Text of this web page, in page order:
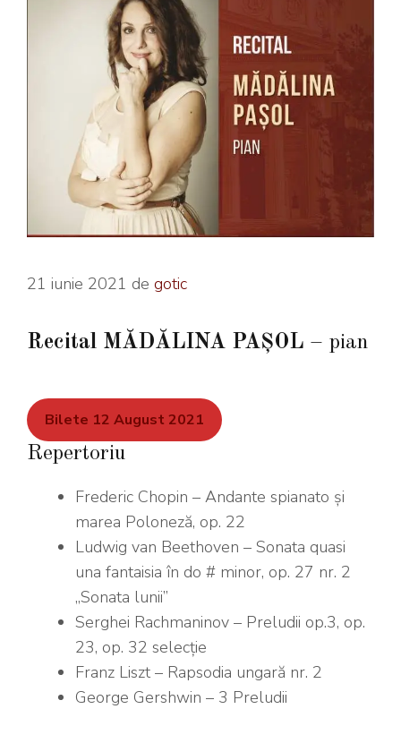
21 iunie 2021 de gotic
Recital MĂDĂLINA PAȘOL – pian
Bilete 12 August 2021
Repertoriu
Frederic Chopin – Andante spianato şi
marea Poloneză, op. 22
Ludwig van Beethoven – Sonata quasi
una fantaisia în do # minor, op. 27 nr. 2
„Sonata lunii”
Serghei Rachmaninov – Preludii op.3, op.
23, op. 32 selecţie
Franz Liszt – Rapsodia ungară nr. 2
George Gershwin – 3 Preludii